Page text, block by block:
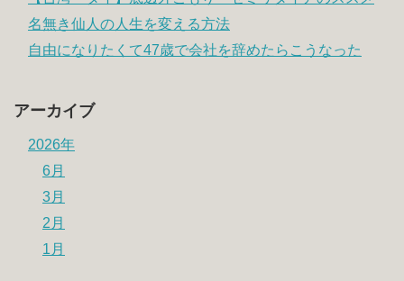
名無き仙人の人生を変える方法
自由になりたくて47歳で会社を辞めたらこうなった
アーカイブ
2026年
6月
3月
2月
1月